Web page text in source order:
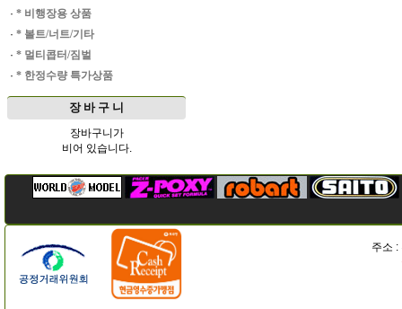
· * 비행장용 상품
· * 볼트/너트/기타
· * 멀티콥터/짐벌
· * 한정수량 특가상품
장 바 구 니
장바구니가
비어 있습니다.
주소